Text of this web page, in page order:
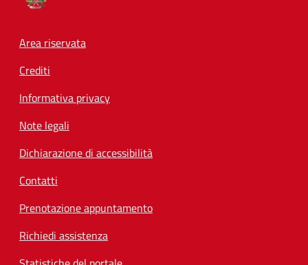
Footer menu
Area riservata
Crediti
Informativa privacy
Note legali
Dichiarazione di accessibilità
Contatti
Prenotazione appuntamento
Richiedi assistenza